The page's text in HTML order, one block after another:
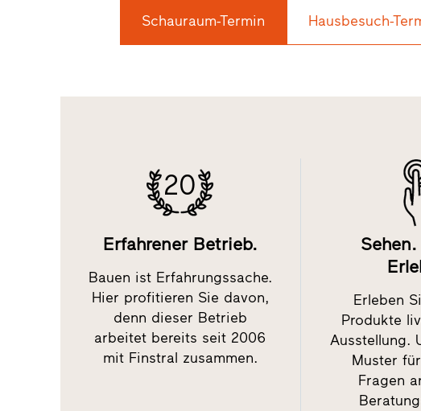
Schauraum-Termin Hausbesuch-
20
Erfahrener Betrieb.
Bauen ist Erfahrungssache.
Hier profitieren Sie davon,
denn dieser Betrieb
arbeitet bereits seit 2006
mit Finstral zusammen.
Erleben
Produkte
Ausstellung.
Muster
Fragen